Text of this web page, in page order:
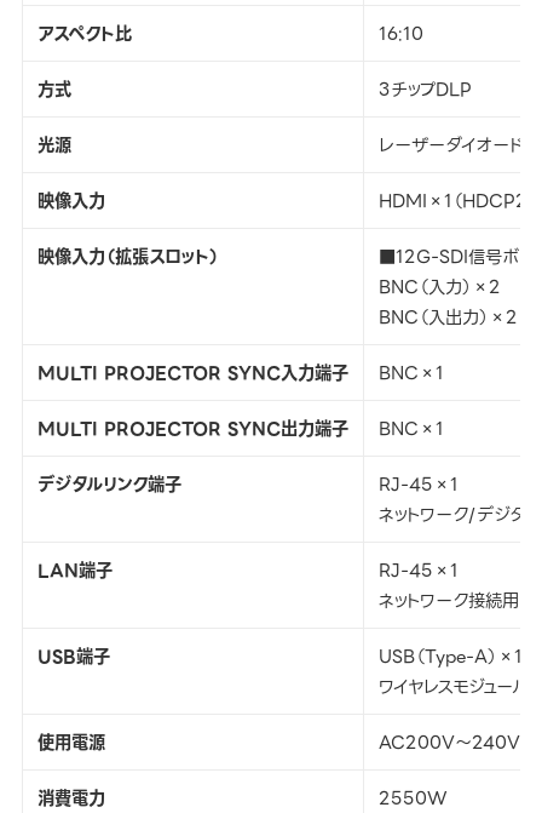
アスペクト比
16:10
方式
3チップDLP
光源
レーザーダイオード
映像入力
HDMI×1（
映像入力（拡張スロット）
■12G-SDI信号ボー
BNC（入力）×2
BNC（入出力）×2
MULTI PROJECTOR SYNC入力端子
BNC×1
MULTI PROJECTOR SYNC出力端子
BNC×1
デジタルリンク端子
RJ-45×1
ネットワーク/デジ
LAN端子
RJ-45×1
ネットワーク接続用
USB端子
USB（Type-A）×1
ワイヤレスモジュー
使用電源
AC200V～240V
消費電力
2550W